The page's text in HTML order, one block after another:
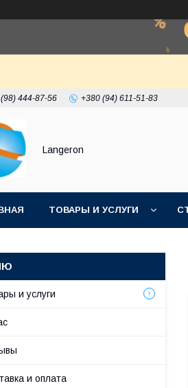
444-87-56 +380 (94) 611-51-83
Langeron
ТОВАРЫ И УСЛУГИ
и услуги
и оплата